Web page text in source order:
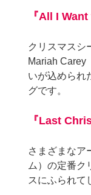
『All I
クリスマスシ
Mariah Carey
いが込められ
グです。
『Last
さまざまなア
ム）の定番ク
スにふられて